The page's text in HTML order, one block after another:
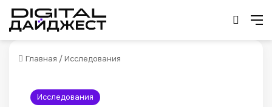
Главная / Исследования
Исследования